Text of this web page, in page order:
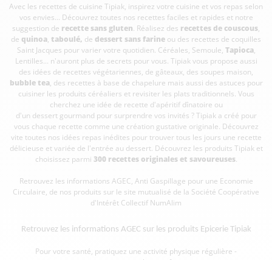
Avec les recettes de cuisine Tipiak, inspirez votre cuisine et vos repas selon
vos envies... Découvrez toutes nos recettes faciles et rapides et notre
suggestion de recette sans gluten. Réalisez des recettes de couscous,
de quinoa, taboulé, de dessert sans farine ou des recettes de coquilles
Saint Jacques pour varier votre quotidien. Céréales, Semoule, Tapioca,
Lentilles... n'auront plus de secrets pour vous. Tipiak vous propose aussi
des idées de recettes végétariennes, de gâteaux, des soupes maison,
bubble tea, des recettes à base de chapelure mais aussi des astuces pour
cuisiner les produits céréaliers et revisiter les plats traditionnels. Vous
cherchez une idée de recette d'apéritif dînatoire ou
d'un dessert gourmand pour surprendre vos invités ? Tipiak a créé pour
vous chaque recette comme une création gustative originale. Découvrez
vite toutes nos idées repas inédites pour trouver tous les jours une recette
délicieuse et variée de l'entrée au dessert. Découvrez les produits Tipiak et
choisissez parmi 300 recettes originales et savoureuses.
Retrouvez les informations AGEC, Anti Gaspillage pour une Economie
Circulaire, de nos produits sur le site mutualisé de la Société Coopérative
d'Intérêt Collectif NumAlim
Retrouvez les informations AGEC sur les produits Epicerie Tipiak
Pour votre santé, pratiquez une activité physique régulière -